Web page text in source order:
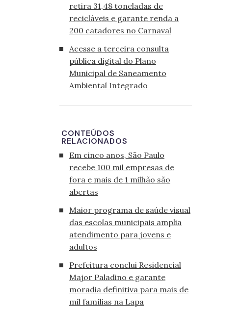
retira 31,48 toneladas de
recicláveis e garante renda a
200 catadores no Carnaval
Acesse a terceira consulta
pública digital do Plano
Municipal de Saneamento
Ambiental Integrado
CONTEÚDOS
RELACIONADOS
Em cinco anos, São Paulo
recebe 100 mil empresas de
fora e mais de 1 milhão são
abertas
Maior programa de saúde visual
das escolas municipais amplia
atendimento para jovens e
adultos
Prefeitura conclui Residencial
Major Paladino e garante
moradia definitiva para mais de
mil famílias na Lapa